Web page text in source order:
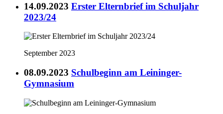
14.09.2023 Erster Elternbrief im Schuljahr
2023/24
September 2023
08.09.2023 Schulbeginn am Leininger-
Gymnasium